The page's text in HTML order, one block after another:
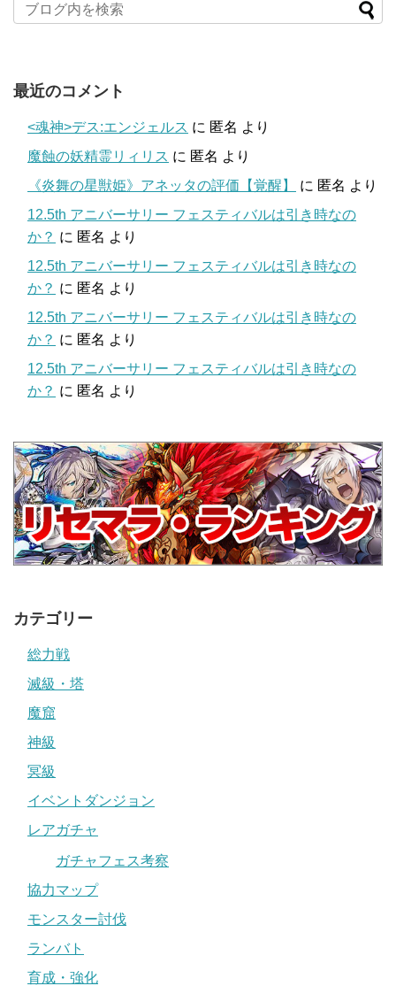
最近のコメント
<魂神>デス:エンジェルス に 匿名 より
魔蝕の妖精霊リィリス に 匿名 より
《炎舞の星獣姫》アネッタの評価【覚醒】
に 匿名 より
12.5th アニバーサリー フェスティバルは引き時なの
か？ に 匿名 より
12.5th アニバーサリー フェスティバルは引き時なの
か？ に 匿名 より
12.5th アニバーサリー フェスティバルは引き時なの
か？ に 匿名 より
12.5th アニバーサリー フェスティバルは引き時なの
か？ に 匿名 より
カテゴリー
総力戦
滅級・塔
魔窟
神級
冥級
イベントダンジョン
レアガチャ
ガチャフェス考察
協力マップ
モンスター討伐
ランバト
育成・強化